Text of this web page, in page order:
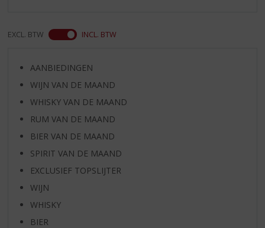
EXCL. BTW INCL. BTW
AANBIEDINGEN
WIJN VAN DE MAAND
WHISKY VAN DE MAAND
RUM VAN DE MAAND
BIER VAN DE MAAND
SPIRIT VAN DE MAAND
EXCLUSIEF TOPSLIJTER
WIJN
WHISKY
BIER